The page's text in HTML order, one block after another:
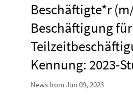
Beschäftigte*r
Beschäftigung
Kennung: 2023-
News from Jun 09, 2023